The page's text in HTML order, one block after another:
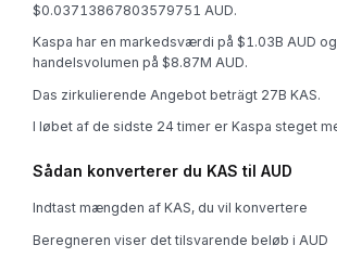
$0.03713867803579751 AUD.
Kaspa har en markedsværdi på $1.03B AUD
handelsvolumen på $8.87M AUD.
Das zirkulierende Angebot beträgt 27B KAS.
I løbet af de sidste 24 timer er Kaspa steget
Sådan konverterer du KAS til AUD
Indtast mængden af KAS, du vil konvertere
Beregneren viser det tilsvarende beløb i AUD